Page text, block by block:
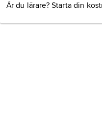
Är du lärare? Starta din